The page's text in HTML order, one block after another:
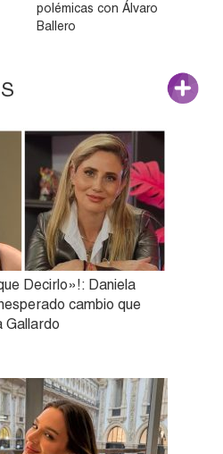
polémicas con Álvaro
Ballero
Decirlo»!: Daniela
cambio que
Gallardo